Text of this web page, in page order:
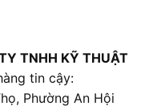
TNHH KỸ THUẬT
tin cậy:
Phường An Hội